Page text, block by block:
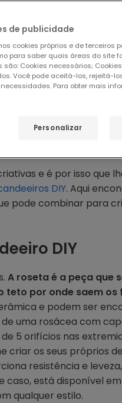
alguns materiais, como
criar algo único.
e é por isso que
DIY. Aqui
pode combinar para
DIY
A roseta é a peça que
por onde saem os
e podem ser
uma rosácea com
5 orifícios nas
os seus próprios
resistência e
caso, está disponível
qualquer estilo.
de publicidade
cookies próprios e de
para saber quais áreas do site
são: Cookies necessários;
Você pode aceitá-los, rejeitá-
Para obter mais
Personalizar